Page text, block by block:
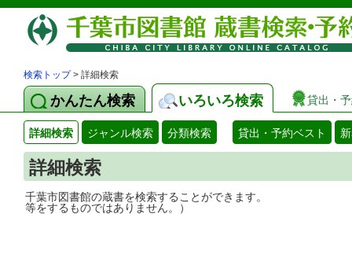
検索トップ> 詳細検索
かんたん検索 いろいろ検索 貸出・
詳細検索 ジャンル検索 分類検索 貸出・予約ベスト
詳細検索
千葉市図書館の蔵書を検索することがで
等をするものではありません。）